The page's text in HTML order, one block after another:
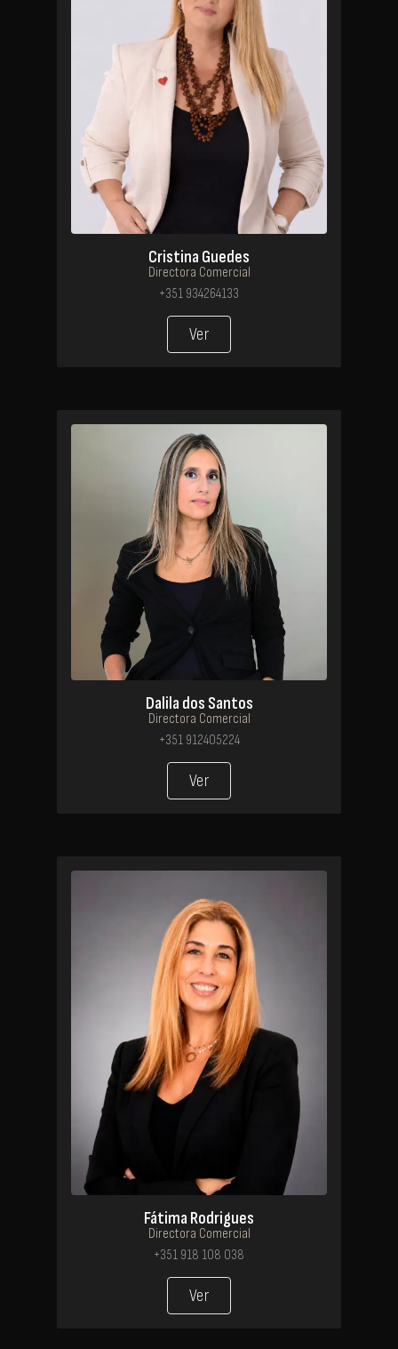
Cristina Guedes
Directora Comercial
+351 934264133
Ver
Dalila dos Santos
Directora Comercial
+351 912405224
Ver
Fátima Rodrigues
Directora Comercial
+351 918 108 038
Ver